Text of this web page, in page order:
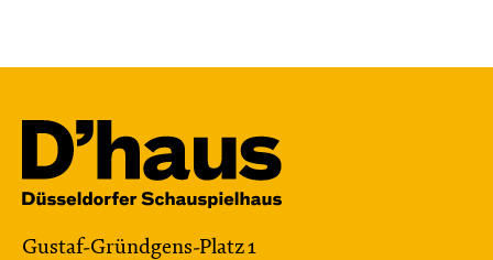
Gustaf-Gründgens-Platz 1